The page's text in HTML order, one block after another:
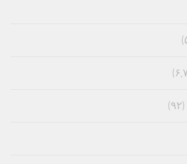
(۹۲)